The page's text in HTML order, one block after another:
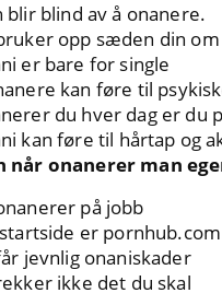
blir blind av å onanere.
opp sæden din
er bare for single
kan føre til
du hver dag er du
kan føre til hårtap og
når onanerer man
på jobb
er pornhub.com
jevnlig onaniskader
ikke det du skal